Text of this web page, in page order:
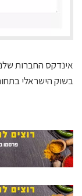
אינדקס החברות
בשוק הישראלי